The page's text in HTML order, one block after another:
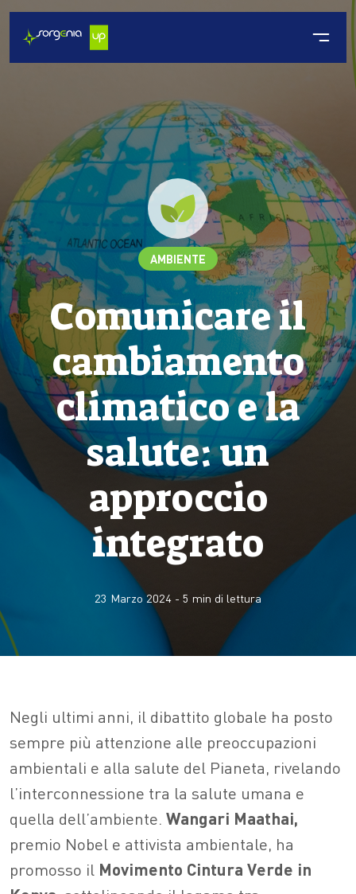
AMBIENTE
Comunicare il
cambiamento
climatico e la
salute: un
approccio
integrato
23 Marzo 2024 - 5 min di lettura
Negli ultimi anni, il dibattito globale ha posto
sempre più attenzione alle preoccupazioni
ambientali e alla salute del Pianeta, rivelando
l’interconnessione tra la salute umana e
quella dell’ambiente. Wangari Maathai,
premio Nobel e attivista ambientale, ha
promosso il Movimento Cintura Verde in